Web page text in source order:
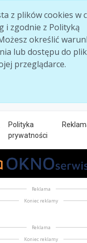
z plików cookies w
i zgodnie z Polityką
określić
lub dostępu do
przeglądarce.
Polityka
prywatności
Reklama
Koniec reklamy
Reklama
Koniec reklamy